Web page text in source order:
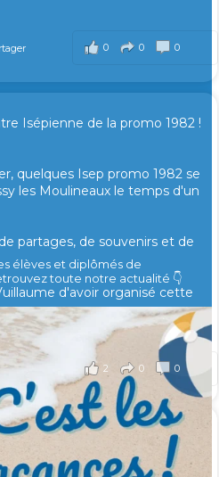
0 0 0
Isépienne de la promo 1982 !
quelques Isep promo 1982 se
les Moulineaux le temps d'un
partages, de souvenirs et de
d'avoir organisé cette
2 0 0
la taxe d’apprentissage 2026
à former les générations
🙏
élèves et diplômés de
toute notre actualité 👇